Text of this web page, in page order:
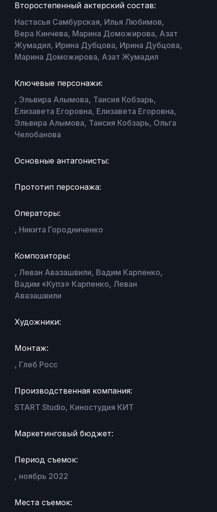
Второстепенный актерский состав:
Настасья Самбурская, Илья Любимов,
Вера Кинчева, Марина Доможирова, Азат
Жумадил, Ирина Дубцова, Ирина Дубцова,
Марина Доможирова, Азат Жумадил
Ключевые персонажи:
, Эльвира Алымова, Таисия Кобзарь,
Елизавета Егоровна, Елизавета Егоровна,
Эльвира Алымова, Таисия Кобзарь, Ольга
Челобанова
Основные антагонисты:
Прототип персонажа:
Операторы:
, Никита Городниченко
Композиторы:
, Леван Авазашвили, Вадим Карпенко,
Вадим «Купэ» Карпенко, Леван
Авазашвили
Художники:
Монтаж:
, Глеб Росс
Производственная компания:
START Studio, Киностудия КИТ
Маркетинговый бюджет:
Период съемок:
, ноябрь 2022
Места съемок: